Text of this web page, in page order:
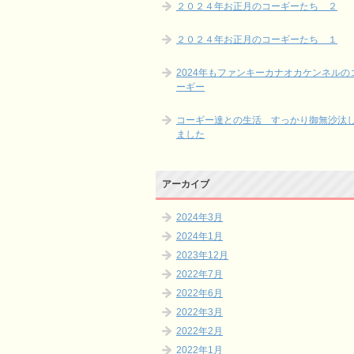
２０２４年お正月のコーギーたち ２
２０２４年お正月のコーギーたち １
2024年もファンキーカナオカケンネルの
ーギー
コーギー達との生活 すっかり御無沙汰
ました
アーカイブ
2024年3月
2024年1月
2023年12月
2022年7月
2022年6月
2022年3月
2022年2月
2022年1月